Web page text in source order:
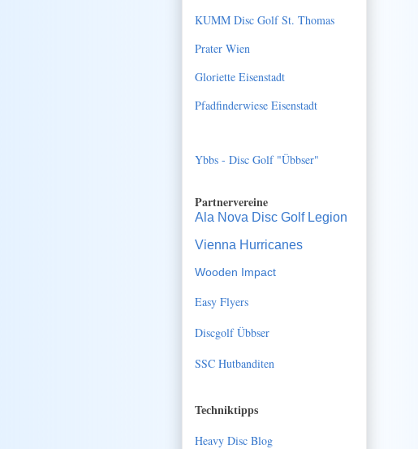
KUMM Disc Golf St. Thomas
Prater Wien
Gloriette Eisenstadt
Pfadfinderwiese Eisenstadt
Ybbs - Disc Golf "Übbser"
Partnervereine
Ala Nova Disc Golf Legion
Vienna Hurricanes
Wooden Impact
Easy Flyers
Discgolf Übbser
SSC Hutbanditen
Techniktipps
Heavy Disc Blog